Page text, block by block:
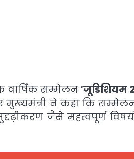
वार्षिक सम्मेलन ‘जूडिशियम
मुख्यमंत्री ने कहा कि
जैसे महत्वपूर्ण